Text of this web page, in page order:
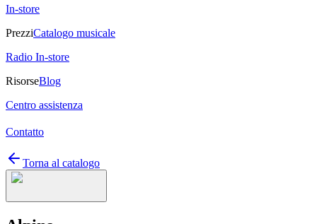
In-store
PrezziCatalogo musicale
Radio In-store
RisorseBlog
Centro assistenza
Contatto
Torna al catalogo